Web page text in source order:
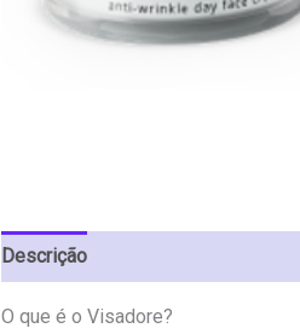
Descrição
O que é o Visadore?